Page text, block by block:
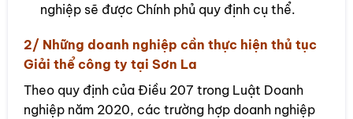
nghiệp sẽ được Chính phủ quy định cụ thể.
2/ Những doanh nghiệp cần thực hiện thủ tục
Giải thể công ty tại Sơn La
Theo quy định của Điều 207 trong Luật Doanh
nghiệp năm 2020, các trường hợp doanh nghiệp